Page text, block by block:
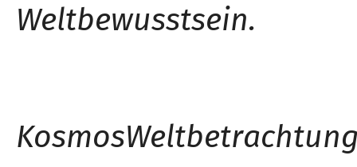
Weltbewusstsein.
Kosmos